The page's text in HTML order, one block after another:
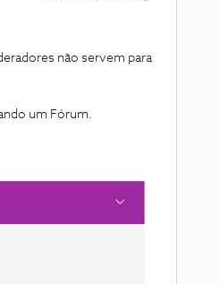
não servem para
um Fórum.